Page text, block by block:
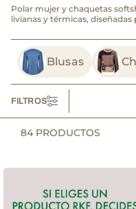
Polar mujer y chaquetas
livianas y térmicas,
Blusas
FILTROS
84 PRODUCTOS